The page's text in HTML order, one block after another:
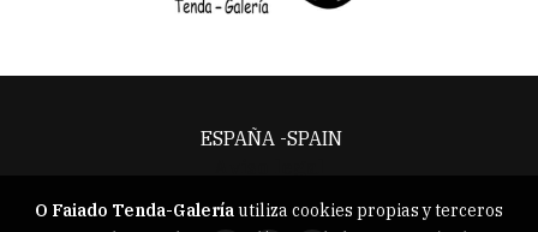
ESPAÑA -SPAIN
O Faiado Tenda-Galeríautiliza cookies propias y terceros